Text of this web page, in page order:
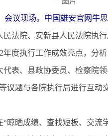
会议现场。中国雄安官网牛
院、安新县人民法院执行
年度执行工作成效亮点，分
表、县政协委员、检察院
议题与各院执行局进行互动
晒成绩、查找短板、交流